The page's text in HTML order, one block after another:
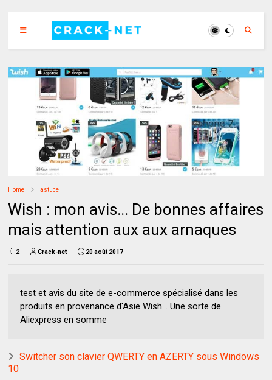
Home astuce
Wish : mon avis... De bonnes affaires
mais attention aux aux arnaques
2 Crack-net 20 août 2017
test et avis du site de e-commerce spécialisé dans les
produits en provenance d'Asie Wish... Une sorte de
Aliexpress en somme
Switcher son clavier QWERTY en AZERTY sous Windows
10